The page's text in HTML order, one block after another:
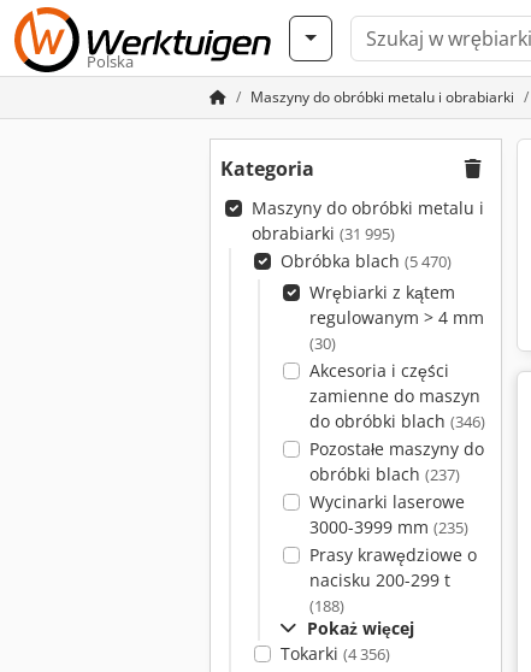
Polska
Maszyny do obróbki metalu i obrabiarki
Kategoria
Maszyny do obróbki metalu i
obrabiarki (31 995)
Obróbka blach (5 470)
Wrębiarki z kątem
regulowanym > 4 mm
(30)
Akcesoria i części
zamienne do maszyn
do obróbki blach (346)
Pozostałe maszyny do
obróbki blach (237)
Wycinarki laserowe
3000-3999 mm (235)
Prasy krawędziowe o
nacisku 200-299 t
(188)
Pokaż więcej
Tokarki (4 356)